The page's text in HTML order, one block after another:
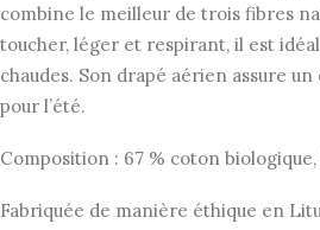
combine le meilleur de trois fibres
toucher, léger et respirant, il est
chaudes. Son drapé aérien assure
pour l’été.
Composition : 67 % coton
Fabriquée de manière éthique en